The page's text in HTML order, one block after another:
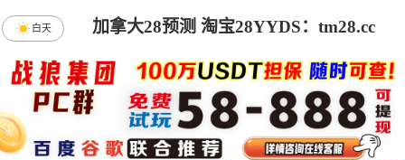
加拿大28预测 淘宝28YYDS：tm28.cc
白天